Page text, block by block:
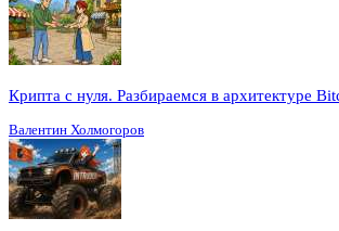
Крипта с нуля. Разбираемся в архитектуре
Валентин Холмогоров